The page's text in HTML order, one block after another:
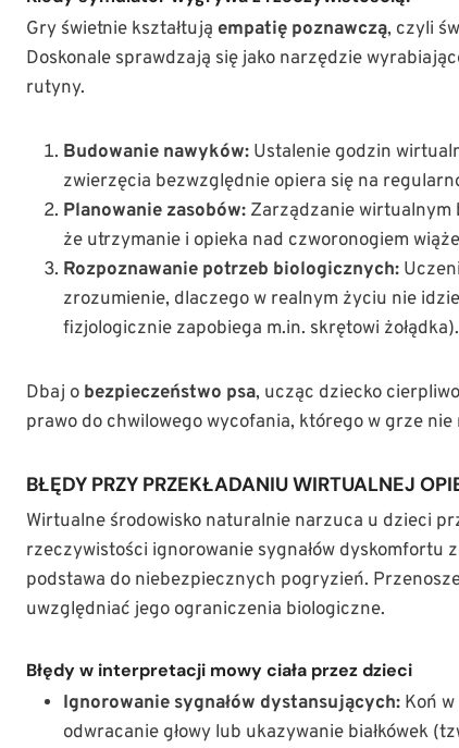
Gry świetnie kształtują empatię poznawczą, czyli
Doskonale sprawdzają się jako narzędzie
rutyny.
Budowanie nawyków: Ustalenie godzin
zwierzęcia bezwzględnie opiera się na
Planowanie zasobów: Zarządzanie wirtualnym
że utrzymanie i opieka nad czworonogiem
Rozpoznawanie potrzeb biologicznych:
zrozumienie, dlaczego w realnym życiu nie
fizjologicznie zapobiega m.in. skrętowi żołądka).
Dbaj o bezpieczeństwo psa, ucząc dziecko
prawo do chwilowego wycofania, którego w grze
BŁĘDY PRZY PRZEKŁADANIU WIRTUALNEJ
Wirtualne środowisko naturalnie narzuca u dzieci
rzeczywistości ignorowanie sygnałów
podstawa do niebezpiecznych pogryzień.
uwzględniać jego ograniczenia biologiczne.
Błędy w interpretacji mowy ciała przez dzieci
Ignorowanie sygnałów dystansujących: Koń
odwracanie głowy lub ukazywanie białkówek